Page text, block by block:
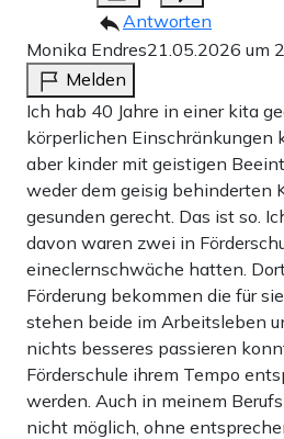
Antworten
Monika Endres21.05.2026 um
Melden
Ich hab 40 Jahre in einer kita
körperlichen Einschränkungen
aber kinder mit geistigen
weder dem geisig behinderten
gesunden gerecht. Das ist so.
davon waren zwei in
eineclernschwäche hatten.
Förderung bekommen die für
stehen beide im Arbeitsleben
nichts besseres passieren
Förderschule ihrem Tempo
werden. Auch in meinem
nicht möglich, ohne